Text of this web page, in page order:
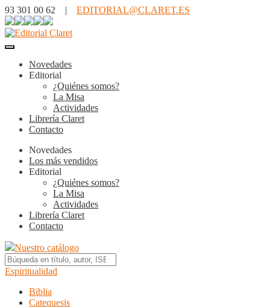
93 301 00 62 | EDITORIAL@CLARET.ES
Novedades
Editorial
¿Quiénes somos?
La Misa
Actividades
Librería Claret
Contacto
Novedades
Los más vendidos
Editorial
¿Quiénes somos?
La Misa
Actividades
Librería Claret
Contacto
Nuestro catálogo
Espiritualidad
Biblia
Catequesis